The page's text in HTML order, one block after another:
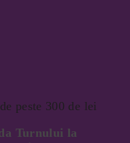
peste 300 de lei
Turnului la